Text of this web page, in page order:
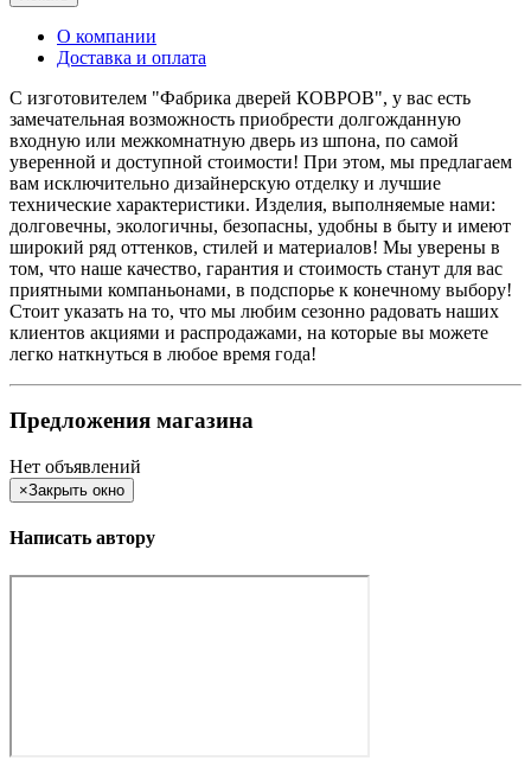
О компании
Доставка и оплата
С изготовителем "Фабрика дверей КОВРОВ", у вас есть
замечательная возможность приобрести долгожданную
входную или межкомнатную дверь из шпона, по самой
уверенной и доступной стоимости! При этом, мы предлагаем
вам исключительно дизайнерскую отделку и лучшие
технические характеристики. Изделия, выполняемые нами:
долговечны, экологичны, безопасны, удобны в быту и имеют
широкий ряд оттенков, стилей и материалов! Мы уверены в
том, что наше качество, гарантия и стоимость станут для вас
приятными компаньонами, в подспорье к конечному выбору!
Стоит указать на то, что мы любим сезонно радовать наших
клиентов акциями и распродажами, на которые вы можете
легко наткнуться в любое время года!
Предложения магазина
Нет объявлений
×Закрыть окно
Написать автору